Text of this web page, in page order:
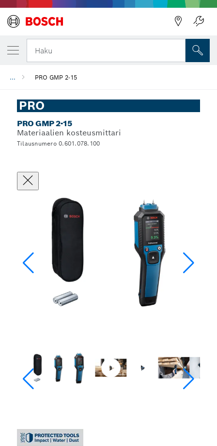
Haku
... PRO GMP 2-15
PRO
PRO GMP 2-15
Materiaalien kosteusmittari
Tilausnumero 0.601.078.100